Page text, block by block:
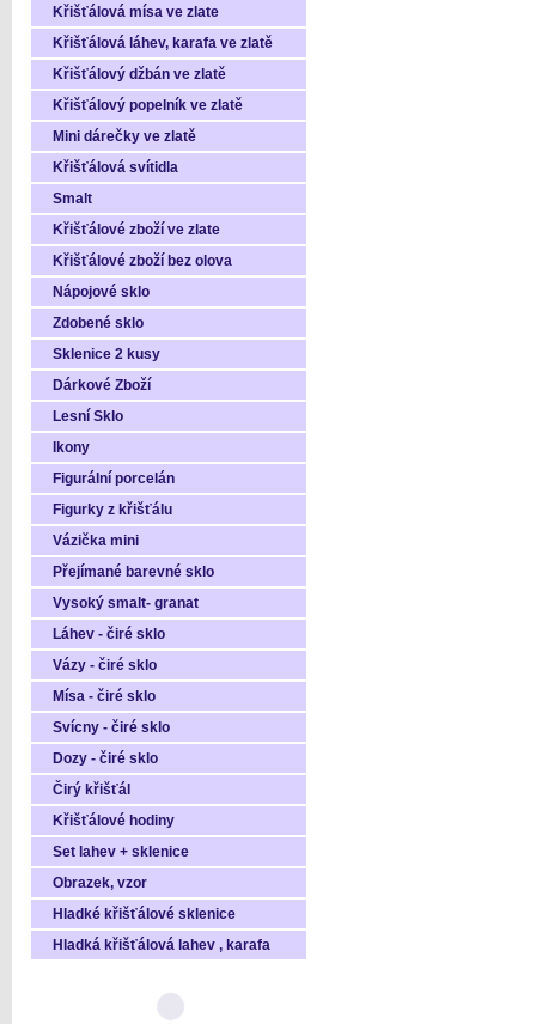
Křišťálová mísa ve zlate
Křišťálová láhev, karafa ve zlatě
Křišťálový džbán ve zlatě
Křišťálový popelník ve zlatě
Mini dárečky ve zlatě
Křišťálová svítidla
Smalt
Křišťálové zboží ve zlate
Křišťálové zboží bez olova
Nápojové sklo
Zdobené sklo
Sklenice 2 kusy
Dárkové Zboží
Lesní Sklo
Ikony
Figurální porcelán
Figurky z křišťálu
Vázička mini
Přejímané barevné sklo
Vysoký smalt- granat
Láhev - čiré sklo
Vázy - čiré sklo
Mísa - čiré sklo
Svícny - čiré sklo
Dozy - čiré sklo
Čirý křišťál
Křišťálové hodiny
Set lahev + sklenice
Obrazek, vzor
Hladké křišťálové sklenice
Hladká křišťálová lahev , karafa